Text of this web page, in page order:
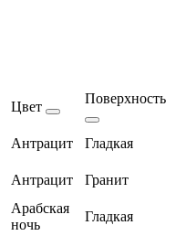
Цвет
Поверхность
Антрацит
Гладкая
Антрацит
Гранит
Арабская
ночь
Гладкая